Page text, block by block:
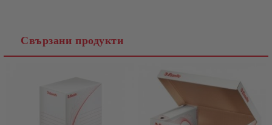
Ние ще се свържем с вас в рамките на работния ден.
Свързани продукти